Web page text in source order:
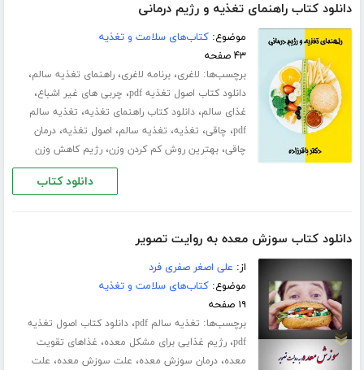
دانلود کتاب راهنمای تغذیه و رژیم درمانی
موضوع:کتاب‌های سلامت و تغذیه
۴۳ صفحه
برچسب‌ها: لاغری،برنامه لاغری،راهنمای تغذیه سالم،
دانلود کتاب اصول تغذیه pdf ، چربی های غیر اشباع،
غذای سالم،دانلود کتاب راهنمای تغذیه، تغذیه سالم
pdf، چاقی، تغذیه، تغذیه سالم، اصول تغذیه،درمان
چاقی،بهترین روش کم کردن وزن،رژیم کاهش وزن
دانلود کتاب
دانلود کتاب سوزش معده به روایت تصویر
از: علی اصغر صفری فرد
موضوع:کتاب‌های سلامت و تغذیه
۱۹ صفحه
برچسب‌ها: تغذیه سالم pdf ،دانلود کتاب اصول تغذیه
pdf،رژیم غذایی برای مشکل معده، غذاهای تقویت
معده،درمان سوزش معده، علت سوزش معده، علت